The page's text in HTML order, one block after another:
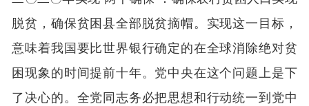
脱贫，确保贫困县全部脱贫摘帽。实现这一目标，
意味着我国要比世界银行确定的在全球消除绝对贫
困现象的时间提前十年。党中央在这个问题上是下
了决心的。全党同志务必把思想和行动统一到党中